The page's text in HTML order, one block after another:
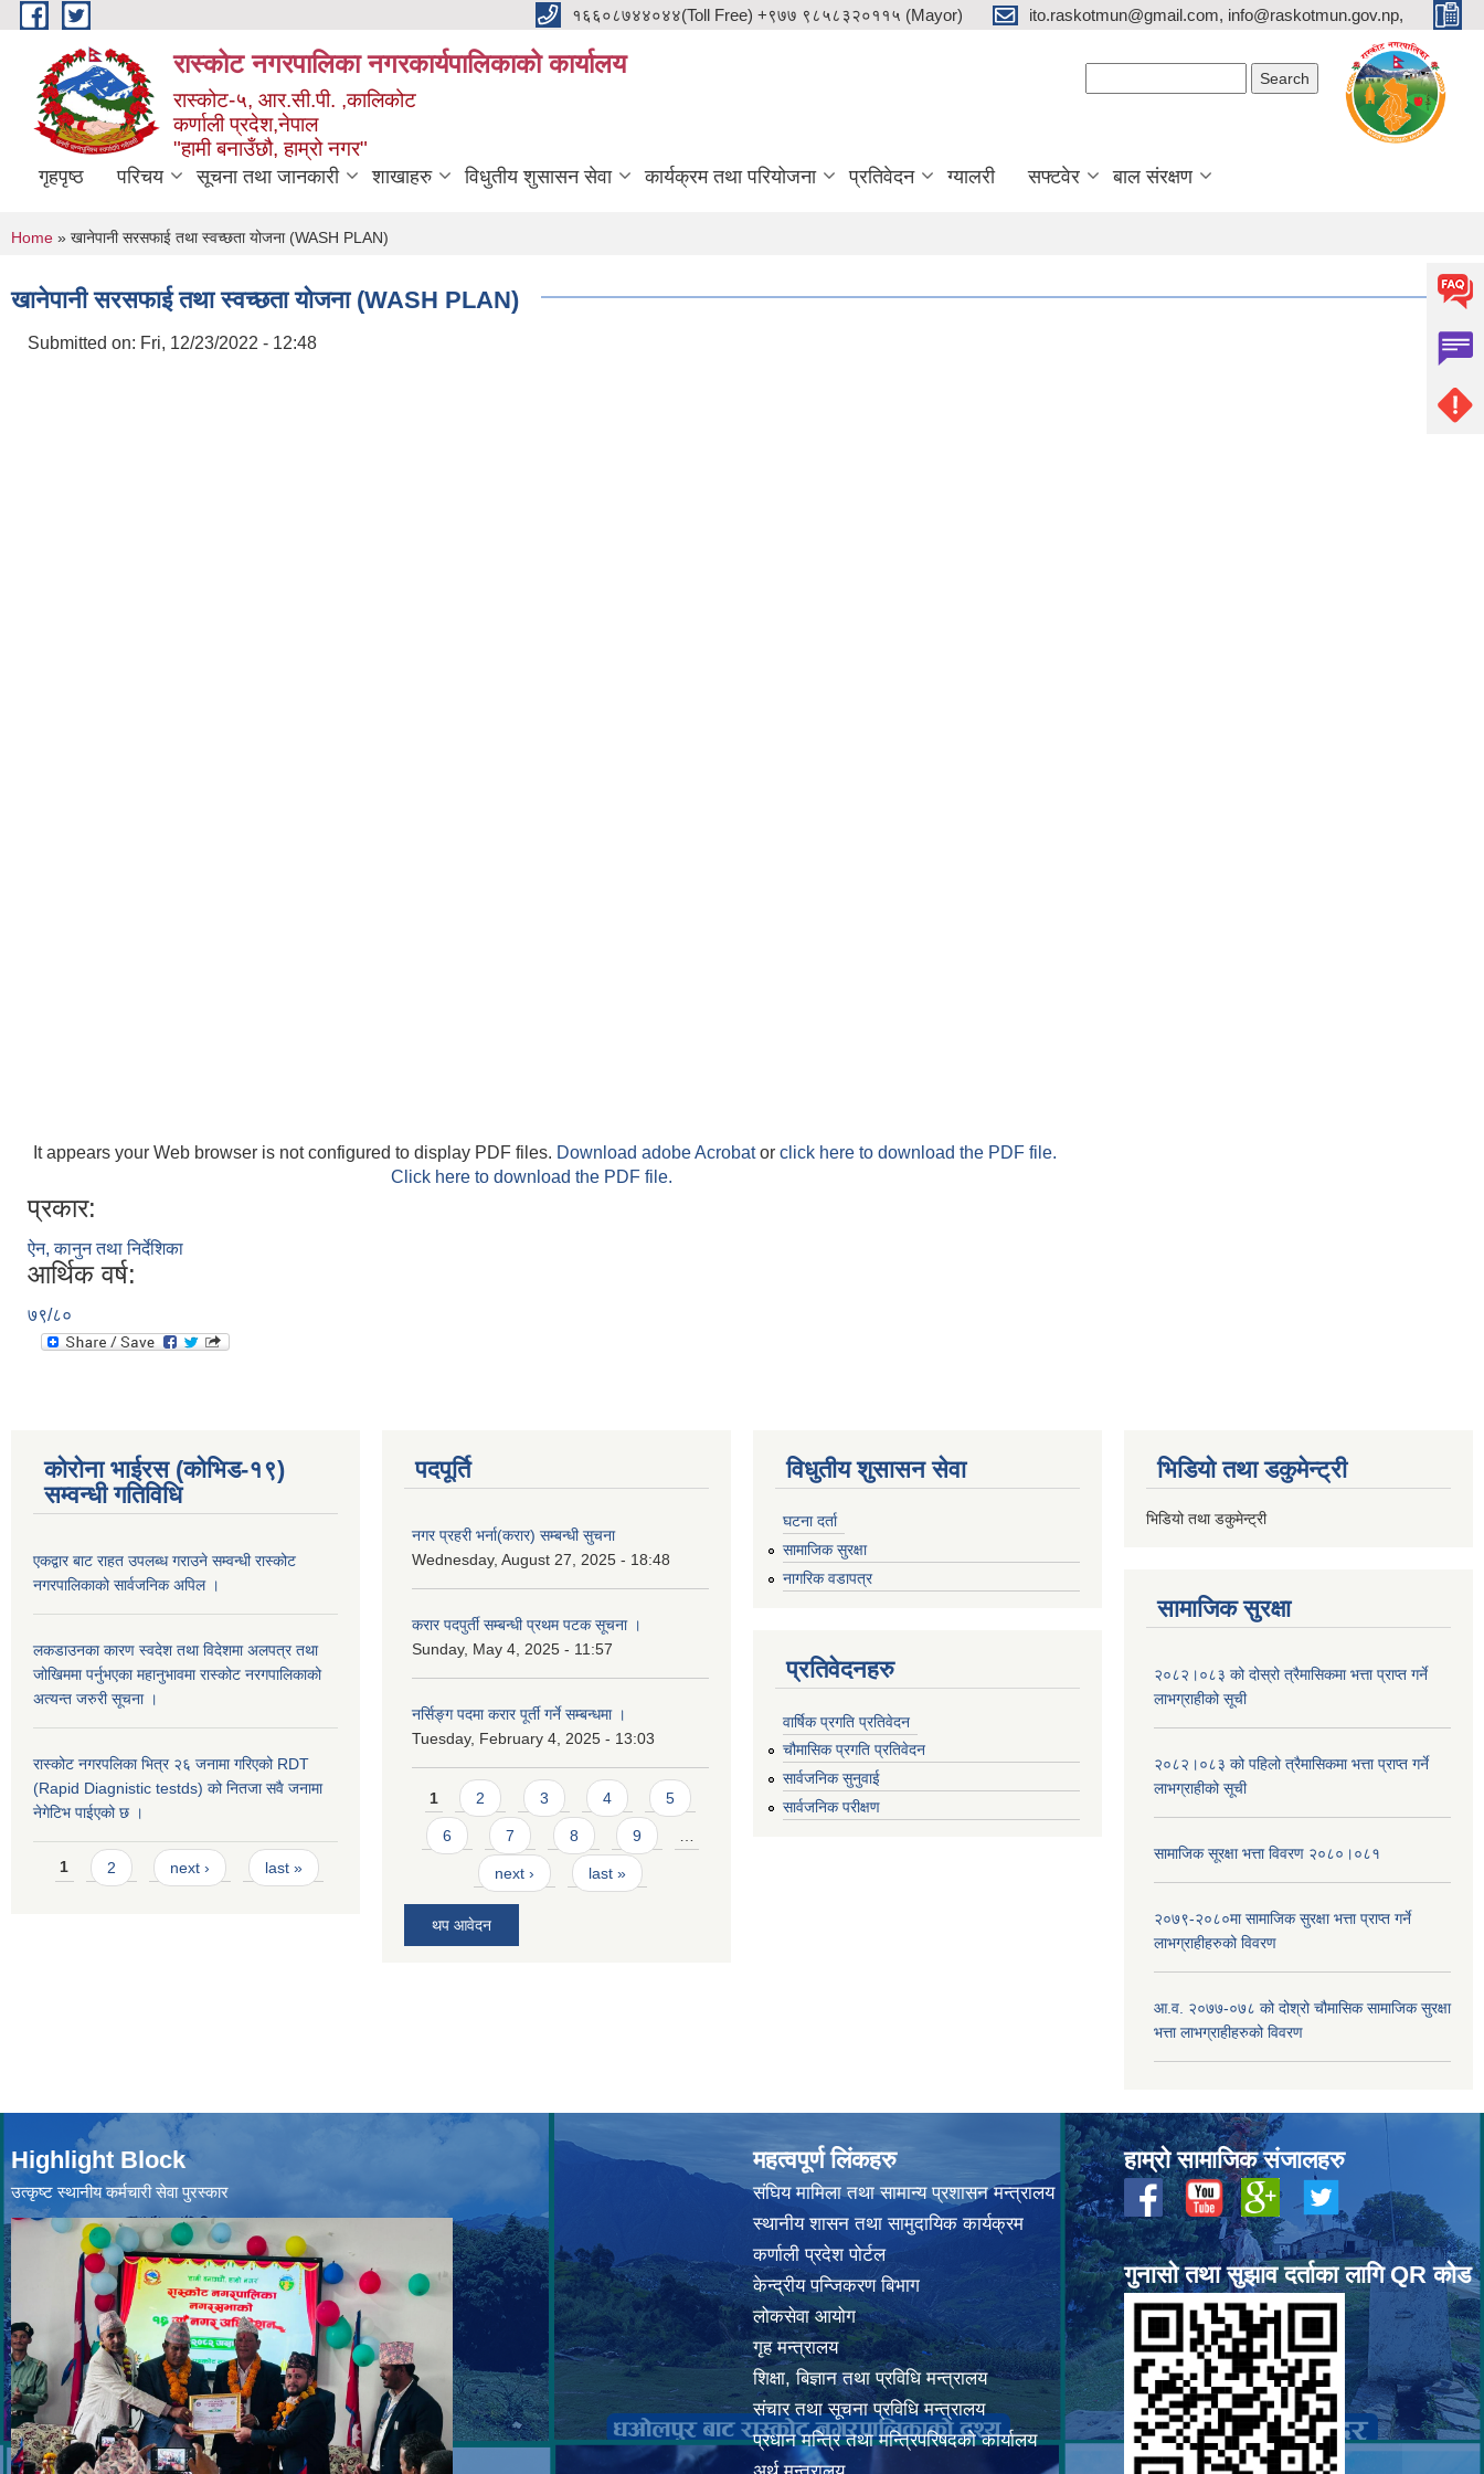
Skip to main content १६६०८७४४०४४(Toll Free) +९७७ ९८५८३२०११५ (Mayor) ito.raskotmun@gmail.com, info@raskotmun.gov.np,
रास्कोट नगरपालिका नगरकार्यपालिकाको कार्यालय
रास्कोट-५, आर.सी.पी. ,कालिकोट
कर्णाली प्रदेश,नेपाल
"हामी बनाउँछौ, हाम्रो नगर"
गृहपृष्ठ परिचय सूचना तथा जानकारी शाखाहरु विधुतीय शुसासन सेवा कार्यक्रम तथा परियोजना प्रतिवेदन ग्यालरी सफ्टवेर बाल संरक्षण
You are here
Home » खानेपानी सरसफाई तथा स्वच्छता योजना (WASH PLAN)
खानेपानी सरसफाई तथा स्वच्छता योजना (WASH PLAN)
Submitted on: Fri, 12/23/2022 - 12:48
It appears your Web browser is not configured to display PDF files. Download adobe Acrobator click here to download the PDF file.
Click here to download the PDF file.
प्रकार:
ऐन, कानुन तथा निर्देशिका
आर्थिक वर्ष:
७९/८०
कोरोना भाईरस (कोभिड-१९)
सम्वन्धी गतिविधि
एकद्वार बाट राहत उपलब्ध गराउने सम्वन्धी रास्कोट
नगरपालिकाको सार्वजनिक अपिल ।
लकडाउनका कारण स्वदेश तथा विदेशमा अलपत्र तथा
जोखिममा पर्नुभएका महानुभावमा रास्कोट नरगपालिकाको
अत्यन्त जरुरी सूचना ।
रास्कोट नगरपलिका भित्र २६ जनामा गरिएको RDT
(Rapid Diagnistic testds) को नितजा सवै जनामा
नेगेटिभ पाईएको छ ।
Pages
1 2 next › last »
पदपूर्ति
नगर प्रहरी भर्ना(करार) सम्बन्धी सुचना
Wednesday, August 27, 2025 - 18:48
करार पदपुर्ती सम्बन्धी प्रथम पटक सूचना ।
Sunday, May 4, 2025 - 11:57
नर्सिङ्ग पदमा करार पूर्ती गर्ने सम्बन्धमा ।
Tuesday, February 4, 2025 - 13:03
Pages
1 2 3 4 5
6 7 8 9
next › last »
थप आवेदन
विधुतीय शुसासन सेवा
घटना दर्ता
सामाजिक सुरक्षा
नागरिक वडापत्र
प्रतिवेदनहरु
वार्षिक प्रगति प्रतिवेदन
चौमासिक प्रगति प्रतिवेदन
सार्वजनिक सुनुवाई
सार्वजनिक परीक्षण
भिडियो तथा डकुमेन्ट्री
भिडियो तथा डकुमेन्ट्री
सामाजिक सुरक्षा
२०८२।०८३ को दोस्रो त्रैमासिकमा भत्ता प्राप्‍त गर्ने
लाभग्राहीको सूची
२०८२।०८३ को पहिलो त्रैमासिकमा भत्ता प्राप्‍त गर्ने
लाभग्राहीको सूची
सामाजिक सूरक्षा भत्ता विवरण २०८०।०८१
२०७९-२०८०मा सामाजिक सुरक्षा भत्ता प्राप्त गर्ने
लाभग्राहीहरुको विवरण
आ.व. २०७७-०७८ को दोश्रो चौमासिक सामाजिक सुरक्षा
भत्ता लाभग्राहीहरुको विवरण
Highlight Block
उत्‍कृष्ट स्थानीय कर्मचारी सेवा पुरस्कार
महत्वपूर्ण लिंकहरु
संघिय मामिला तथा सामान्य प्रशासन मन्त्रालय
स्थानीय शासन तथा सामुदायिक कार्यक्रम
कर्णाली प्रदेश पोर्टल
केन्द्रीय पन्जिकरण बिभाग
लोकसेवा आयोग
गृह मन्त्रालय
शिक्षा, बिज्ञान तथा प्रविधि मन्त्रालय
संचार तथा सूचना प्रविधि मन्त्रालय
प्रधान मन्त्रि तथा मन्त्रिपरिषदको कार्यालय
हाम्रो सामाजिक संजालहरु
गुनासो तथा सुझाव दर्ताका लागि QR कोड